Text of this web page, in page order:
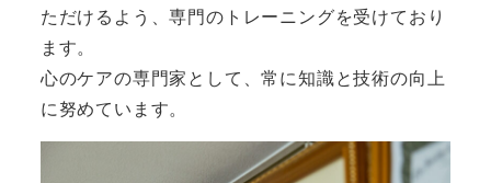
ただけるよう、専門のトレーニングを受けており
ます。
心のケアの専門家として、常に知識と技術の向上
に努めています。